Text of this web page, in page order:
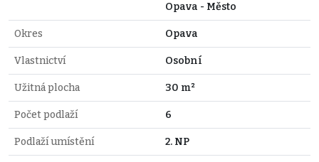
Opava - Město
Okres Opava
Vlastnictví Osobní
Užitná plocha 30 m²
Počet podlaží 6
Podlaží umístění 2. NP